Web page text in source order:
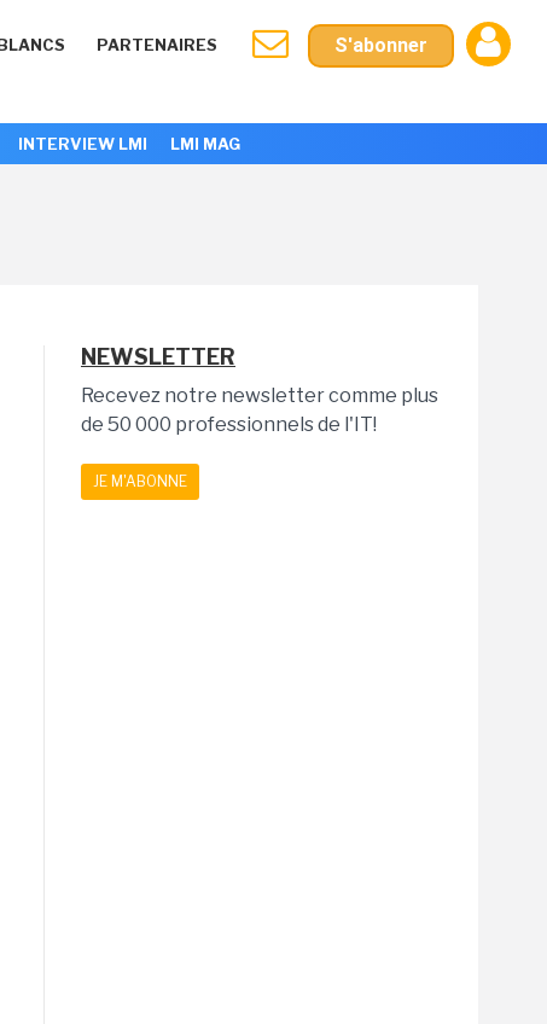
PARTENAIRES S'abonner
INTERVIEW LMI LMI MAG
NEWSLETTER
Recevez notre newsletter comme plus
de 50 000 professionnels de l'IT!
JE M'ABONNE